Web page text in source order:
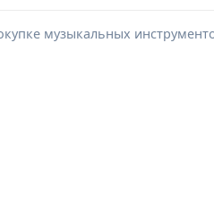
музыкальных